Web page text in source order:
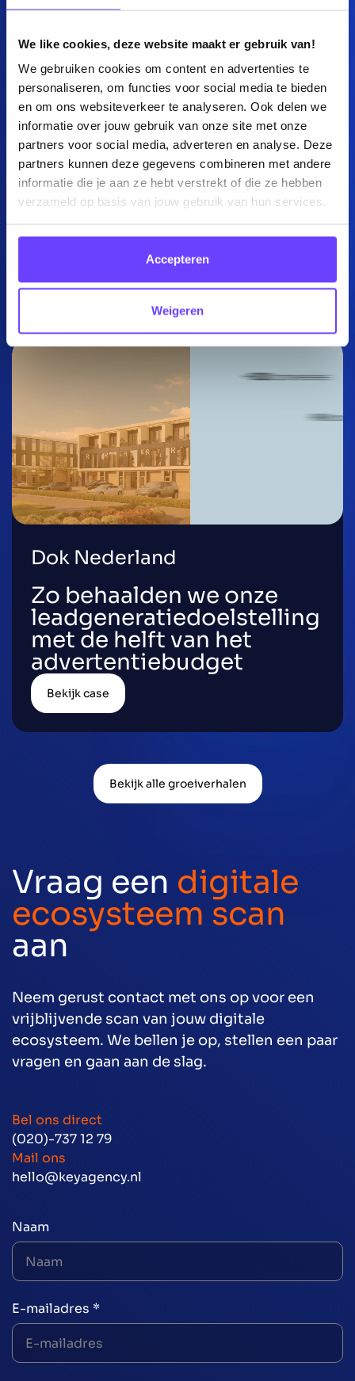
We like cookies, deze website maakt er gebruik van!
We gebruiken cookies om content en advertenties te
personaliseren, om functies voor social media te bieden
en om ons websiteverkeer te analyseren. Ook delen we
informatie over jouw gebruik van onze site met onze
partners voor social media, adverteren en analyse. Deze
partners kunnen deze gegevens combineren met andere
informatie die je aan ze hebt verstrekt of die ze hebben
verzameld op basis van jouw gebruik van hun services.
Accepteren
Weigeren
Grand’Italia
simpel en lekker Italiaans
Dok Nederland
Zo behaalden we onze
leadgeneratiedoelstelling
met de helft van het
advertentiebudget
Bekijk case
Bekijk alle groeiverhalen
Vraag een digitale
ecosysteem scan
aan
Neem gerust contact met ons op voor een
vrijblijvende scan van jouw digitale
ecosysteem. We bellen je op, stellen een paar
vragen en gaan aan de slag.
Bel ons direct
(020)-737 12 79
Mail ons
hello@keyagency.nl
Naam
E-mailadres *